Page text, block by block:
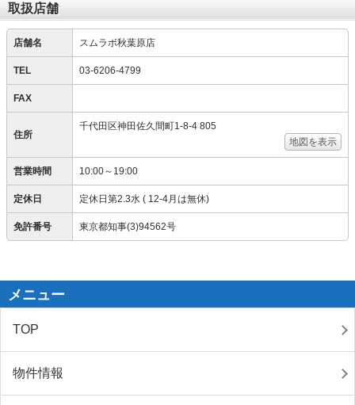
取扱店舗
店舗名 スムラボ秋葉原店
TEL 03-6206-4799
FAX
住所
千代田区神田佐久間町1-8-4 805
地図を表示
営業時間 10:00～19:00
定休日 定休日第2.3水 ( 12-4月は無休)
免許番号 東京都知事(3)94562号
メニュー
TOP
物件情報